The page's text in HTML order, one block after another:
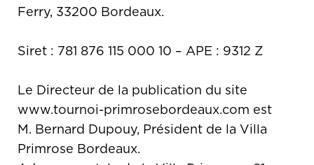
Ferry, 33200 Bordeaux.
Siret : 781 876 115 000 10 – APE : 9312 Z
Le Directeur de la publication du site
www.tournoi-primrosebordeaux.com est
M. Bernard Dupouy, Président de la Villa
Primrose Bordeaux.